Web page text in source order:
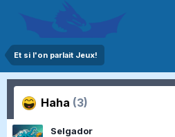
Et si l'on parlait Jeux!
Haha (3)
Selgador